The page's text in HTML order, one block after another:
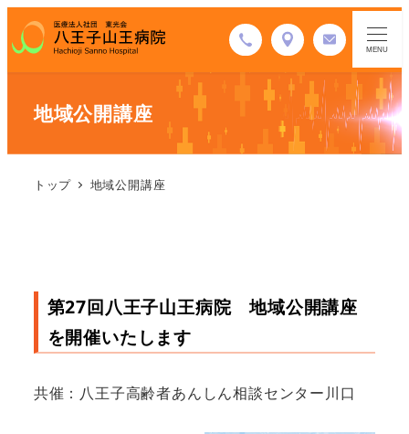
MENU
地域公開講座
トップ 地域公開講座
第27回八王子山王病院 地域公開講座
を開催いたします
共催：八王子高齢者あんしん相談センター川口